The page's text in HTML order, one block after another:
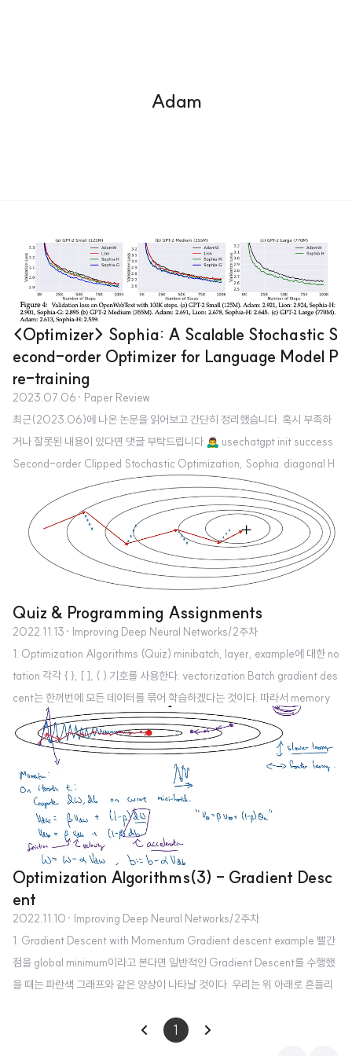
Adam
<Optimizer> Sophia: A Scalable Stochastic S
econd-order Optimizer for Language Model P
re-training
2023.07.06 · Paper Review
최근(2023.06)에 나온 논문을 읽어보고 간단히 정리했습니다. 혹시 부족하
거나 잘못된 내용이 있다면 댓글 부탁드립니다 🙇‍♂️ usechatgpt init success
Second-order Clipped Stochastic Optimization, Sophia. diagonal H
essian을 이용하여 Adam보다 2배 이상 빠른 optimizer. 현재 딥러닝 분야에
서 가장 널리 쓰이는 optimizer는 Adam family입니다. 더 큰 사이즈의 모델
들이 더 좋은 성능을 보인다는 scaling law에 따라 요구되는 연산량은 점점 증
가하는 추세이고, 본 논문과 같은 연구는 이를 최소화하기 위한 노력의 일환으
로 볼 수 있습니다. 오늘은 Sophia라는 optimizer의 특징을 간단히 정리해보..
Quiz & Programming Assignments
2022.11.13 · Improving Deep Neural Networks/2주차
1. Optimization Algorithms (Quiz) minibatch, layer, example에 대한 no
tation 각각 { }, [ ], ( ) 기호를 사용한다. vectorization Batch gradient des
cent는 한꺼번에 모든 데이터를 묶어 학습하겠다는 것이다. 따라서 memory
의 문제만 없다면 vectorization을 가장 많이 수행하는 학습법일 것이다. 그러
나 batch gradient descent는 progress를 진행하기 전에 전체 training set
을 처리해야 한다는 문제점이 있다. 한편 stochastic gradient descent는 여
러 example을 vectorization 할 수 없다는 단점이 있다. iteration - cost(J)
Optimization Algorithms(3) - Gradient Desc
ent
2022.11.10 · Improving Deep Neural Networks/2주차
1. Gradient Descent with Momentum Gradient descent example 빨간
점을 global minimum이라고 본다면 일반적인 Gradient Descent를 수행했
을 때는 파란색 그래프와 같은 양상이 나타날 것이다. 우리는 위 아래로 흔들리
는 방법을 떠올려볼 수 있다. 대표적인 방식 중 하나가 Momentum이다. 이는 g
1